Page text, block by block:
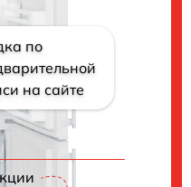
по
на сайте